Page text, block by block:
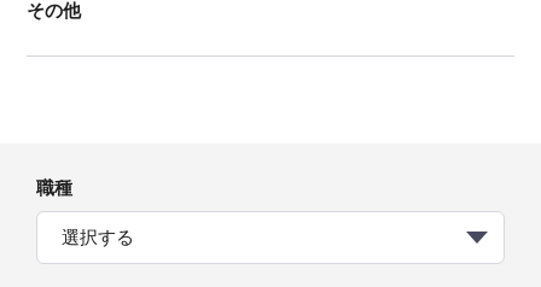
その他
職種
選択する